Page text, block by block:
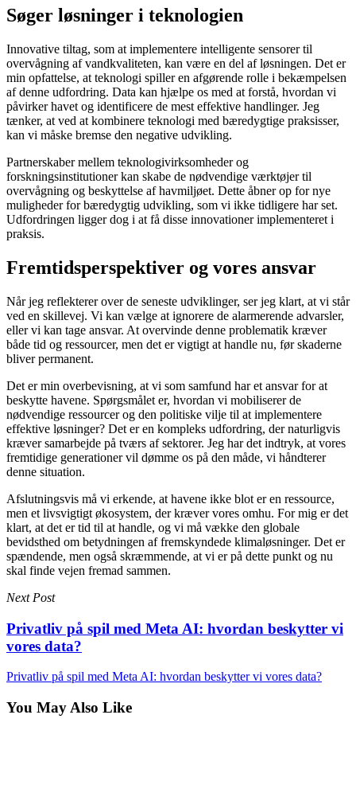
Søger løsninger i teknologien
Innovative tiltag, som at implementere intelligente sensorer til
overvågning af vandkvaliteten, kan være en del af løsningen. Det er
min opfattelse, at teknologi spiller en afgørende rolle i bekæmpelsen
af denne udfordring. Data kan hjælpe os med at forstå, hvordan vi
påvirker havet og identificere de mest effektive handlinger. Jeg
tænker, at ved at kombinere teknologi med bæredygtige praksisser,
kan vi måske bremse den negative udvikling.
Partnerskaber mellem teknologivirksomheder og
forskningsinstitutioner kan skabe de nødvendige værktøjer til
overvågning og beskyttelse af havmiljøet. Dette åbner op for nye
muligheder for bæredygtig udvikling, som vi ikke tidligere har set.
Udfordringen ligger dog i at få disse innovationer implementeret i
praksis.
Fremtidsperspektiver og vores ansvar
Når jeg reflekterer over de seneste udviklinger, ser jeg klart, at vi står
ved en skillevej. Vi kan vælge at ignorere de alarmerende advarsler,
eller vi kan tage ansvar. At overvinde denne problematik kræver
både tid og ressourcer, men det er vigtigt at handle nu, før skaderne
bliver permanent.
Det er min overbevisning, at vi som samfund har et ansvar for at
beskytte havene. Spørgsmålet er, hvordan vi mobiliserer de
nødvendige ressourcer og den politiske vilje til at implementere
effektive løsninger? Det er en kompleks udfordring, der naturligvis
kræver samarbejde på tværs af sektorer. Jeg har det indtryk, at vores
fremtidige generationer vil dømme os på den måde, vi håndterer
denne situation.
Afslutningsvis må vi erkende, at havene ikke blot er en ressource,
men et livsvigtigt økosystem, der kræver vores omhu. For mig er det
klart, at det er tid til at handle, og vi må vække den globale
bevidsthed om betydningen af fremskyndede klimaløsninger. Det er
spændende, men også skræmmende, at vi er på dette punkt og nu
skal finde vejen fremad sammen.
Next Post
Privatliv på spil med Meta AI: hvordan beskytter vi
vores data?
Privatliv på spil med Meta AI: hvordan beskytter vi vores data?
You May Also Like